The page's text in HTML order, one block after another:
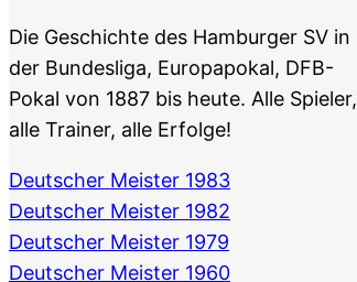
Die Geschichte des Hamburger SV in
der Bundesliga, Europapokal, DFB-
Pokal von 1887 bis heute. Alle Spieler,
alle Trainer, alle Erfolge!
Deutscher Meister 1983
Deutscher Meister 1982
Deutscher Meister 1979
Deutscher Meister 1960